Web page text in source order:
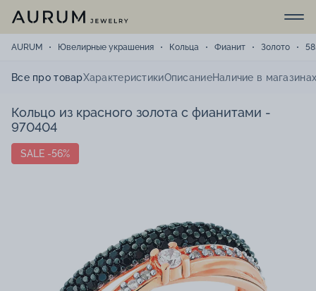
AURUM Ювелирные украшения Кольца Фианит Золото
Все про товарХарактеристикиОписаниеНаличие в
Кольцо из красного золота с фианитами -
970404
SALE -56%